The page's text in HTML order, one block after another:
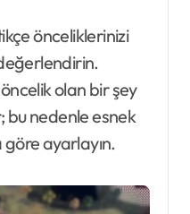
önceliklerinizi
olan bir şey
bu nedenle esnek
göre ayarlayın.